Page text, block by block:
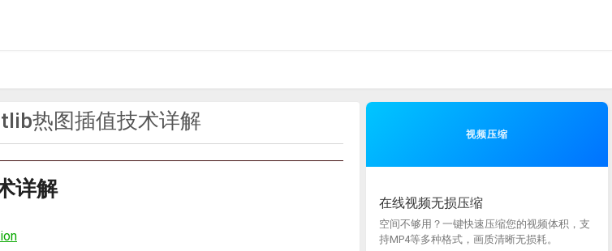
热图插值技术详解
详解
视频压缩
在线视频无损压缩
空间不够用？一键快速压缩您的视频体积，支
持MP4等多种格式，画质清晰无损耗。